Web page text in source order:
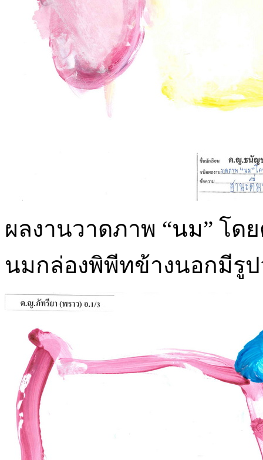
ผลงานวาดภาพ “นม” โด
นมกล่องพิพีทข้างนอกมีรู